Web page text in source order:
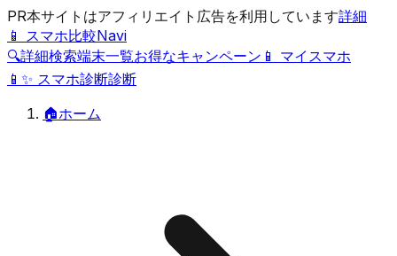
PR本サイトはアフィリエイト広告を利用しています詳細
📱 スマホ比較Navi
🔍詳細検索端末一覧お得なキャンペーン 📱 マイスマホ
📱 ✨ スマホ診断診断
🏠ホーム